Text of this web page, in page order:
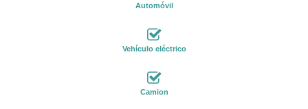
Automóvil
Vehículo eléctrico
Camion